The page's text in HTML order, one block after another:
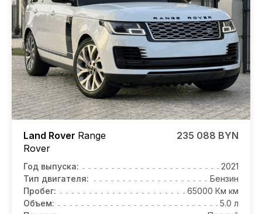
Land Rover Range
Rover
235 088 BYN
Год выпуска:
2021
Тип двигателя:
Бензин
Пробег:
65000 Км км
Объем:
5.0 л